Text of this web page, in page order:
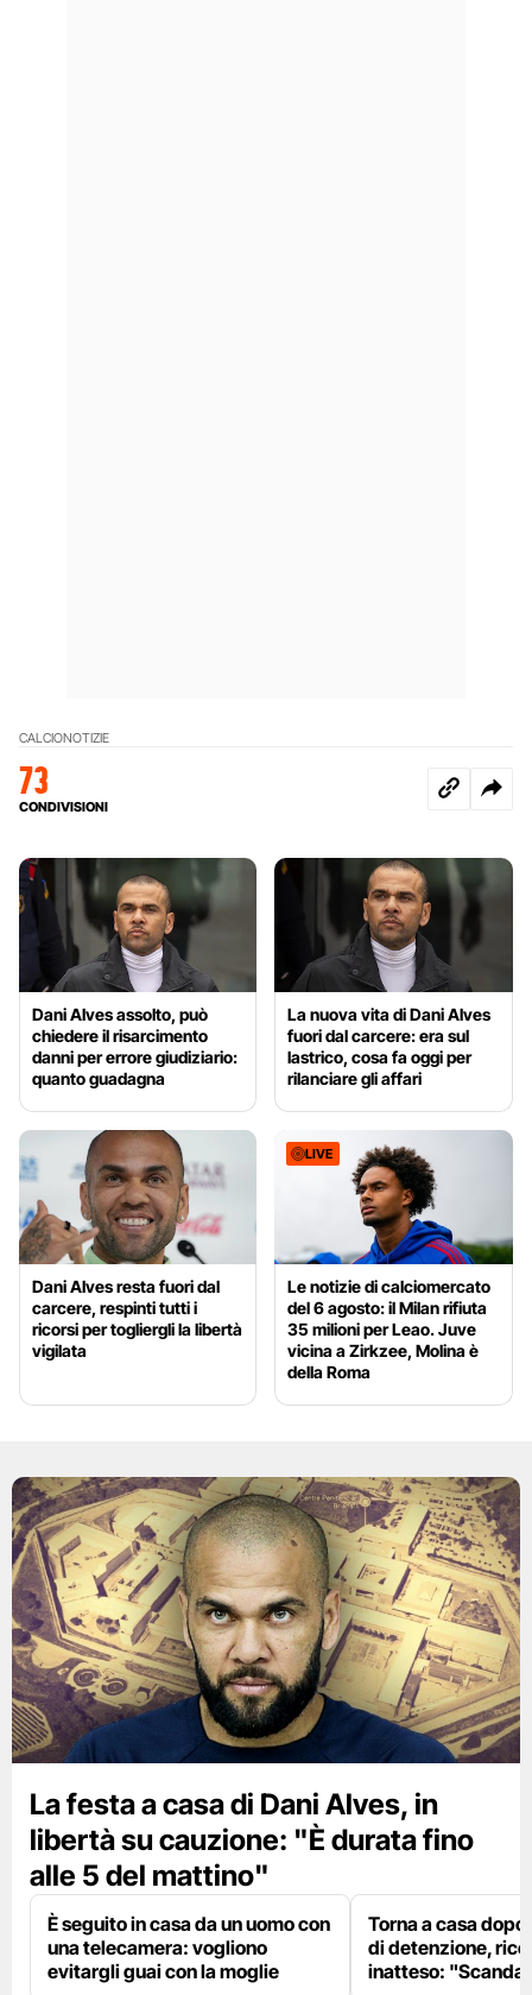
CALCIONOTIZIE
73
CONDIVISIONI
Dani Alves assolto, può
chiedere il risarcimento
danni per errore giudiziario:
quanto guadagna
La nuova vita di Dani Alves
fuori dal carcere: era sul
lastrico, cosa fa oggi per
rilanciare gli affari
Dani Alves resta fuori dal
carcere, respinti tutti i
ricorsi per togliergli la libertà
vigilata
LIVE
Le notizie di calciomercato
del 6 agosto: il Milan rifiuta
35 milioni per Leao. Juve
vicina a Zirkzee, Molina è
della Roma
La festa a casa di Dani Alves, in
libertà su cauzione: "È durata fino
alle 5 del mattino"
È seguito in casa da un uomo con
una telecamera: vogliono
evitargli guai con la moglie
Torna a casa
di detenzione,
inatteso: